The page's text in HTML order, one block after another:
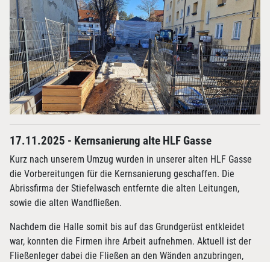
17.11.2025 - Kernsanierung alte HLF Gasse
Kurz nach unserem Umzug wurden in unserer alten HLF Gasse
die Vorbereitungen für die Kernsanierung geschaffen. Die
Abrissfirma der Stiefelwasch entfernte die alten Leitungen,
sowie die alten Wandfließen.
Nachdem die Halle somit bis auf das Grundgerüst entkleidet
war, konnten die Firmen ihre Arbeit aufnehmen. Aktuell ist der
Fließenleger dabei die Fließen an den Wänden anzubringen,